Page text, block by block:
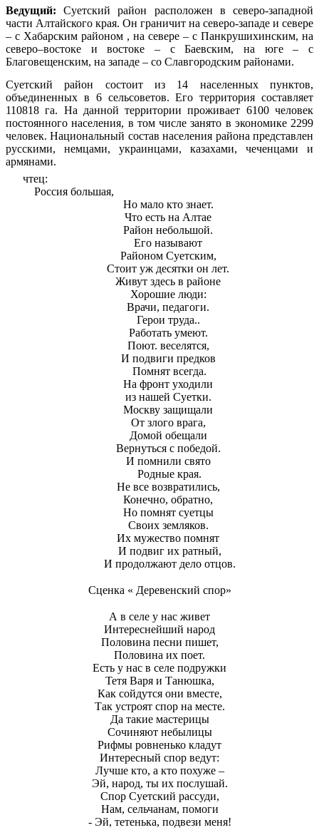
Ведущий:Суетский район расположен в северо-западной
части Алтайского края. Он граничит на северо-западе и севере
– с Хабарским районом , на севере – с Панкрушихинским, на
северо–востоке и востоке – с Баевским, на юге – с
Благовещенским, на западе – со Славгородским районами.
Суетский район состоит из 14 населенных пунктов,
объединенных в 6 сельсоветов. Его территория составляет
110818 га. На данной территории проживает 6100 человек
постоянного населения, в том числе занято в экономике 2299
человек. Национальный состав населения района представлен
русскими, немцами, украинцами, казахами, чеченцами и
армянами.
чтец:
Россия большая,
Но мало кто знает.
Что есть на Алтае
Район небольшой.
Его называют
Районом Суетским,
Стоит уж десятки он лет.
Живут здесь в районе
Хорошие люди:
Врачи, педагоги.
Герои труда..
Работать умеют.
Поют. веселятся,
И подвиги предков
Помнят всегда.
На фронт уходили
из нашей Суетки.
Москву защищали
От злого врага,
Домой обещали
Вернуться с победой.
И помнили свято
Родные края.
Не все возвратились,
Конечно, обратно,
Но помнят суетцы
Своих земляков.
Их мужество помнят
И подвиг их ратный,
И продолжают дело отцов.
Сценка « Деревенский спор»
А в селе у нас живет
Интереснейший народ
Половина песни пишет,
Половина их поет.
Есть у нас в селе подружки
Тетя Варя и Танюшка,
Как сойдутся они вместе,
Так устроят спор на месте.
Да такие мастерицы
Сочиняют небылицы
Рифмы ровненько кладут
Интересный спор ведут:
Лучше кто, а кто похуже –
Эй, народ, ты их послушай.
Спор Суетский рассуди,
Нам, сельчанам, помоги
- Эй, тетенька, подвези меня!